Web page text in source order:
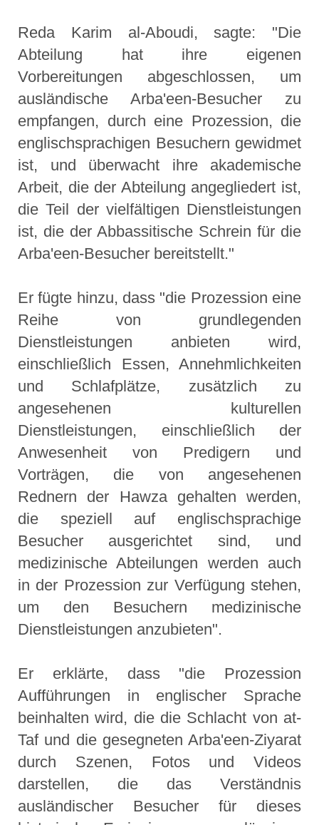
Reda Karim al-Aboudi, sagte: "Die
Abteilung hat ihre eigenen
Vorbereitungen abgeschlossen, um
ausländische Arba'een-Besucher zu
empfangen, durch eine Prozession, die
englischsprachigen Besuchern gewidmet
ist, und überwacht ihre akademische
Arbeit, die der Abteilung angegliedert ist,
die Teil der vielfältigen Dienstleistungen
ist, die der Abbassitische Schrein für die
Arba'een-Besucher bereitstellt."
Er fügte hinzu, dass "die Prozession eine
Reihe von grundlegenden
Dienstleistungen anbieten wird,
einschließlich Essen, Annehmlichkeiten
und Schlafplätze, zusätzlich zu
angesehenen kulturellen
Dienstleistungen, einschließlich der
Anwesenheit von Predigern und
Vorträgen, die von angesehenen
Rednern der Hawza gehalten werden,
die speziell auf englischsprachige
Besucher ausgerichtet sind, und
medizinische Abteilungen werden auch
in der Prozession zur Verfügung stehen,
um den Besuchern medizinische
Dienstleistungen anzubieten".
Er erklärte, dass "die Prozession
Aufführungen in englischer Sprache
beinhalten wird, die die Schlacht von at-
Taf und die gesegneten Arba'een-Ziyarat
durch Szenen, Fotos und Videos
darstellen, die das Verständnis
ausländischer Besucher für dieses